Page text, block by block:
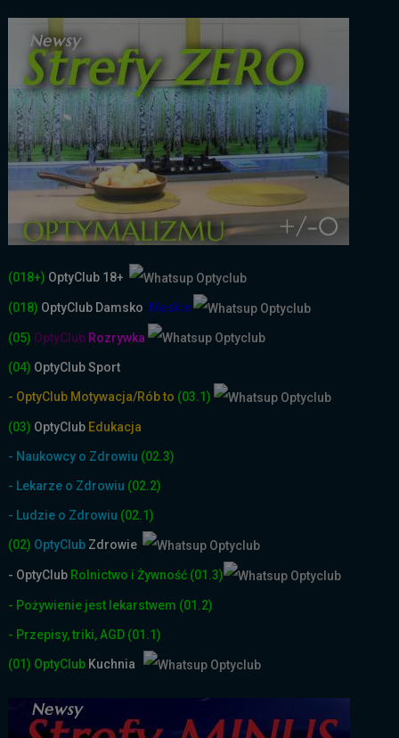
(018+) OptyClub 18+
(018) OptyClub Damsko Męskie
(05) OptyClub Rozrywka
(04) OptyClub Sport
- OptyClub Motywacja/Rób to (03.1)
(03) OptyClub Edukacja
- Naukowcy o Zdrowiu (02.3)
- Lekarze o Zdrowiu (02.2)
- Ludzie o Zdrowiu (02.1)
(02) OptyClub Zdrowie
- OptyClub Rolnictwo i Żywność (01.3)
- Pożywienie jest lekarstwem (01.2)
- Przepisy, triki, AGD (01.1)
(01) OptyClub Kuchnia